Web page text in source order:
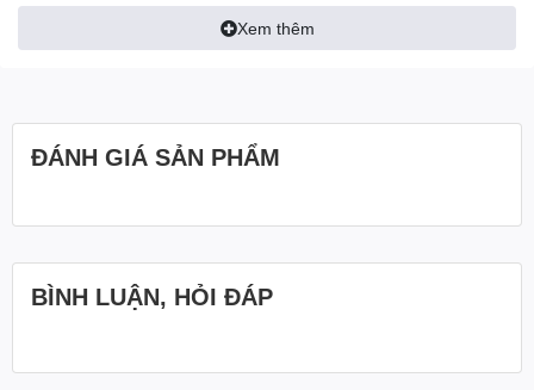
đồ có mã số đặt hàng giup shop nhé. 1 xe trên dưới 40 sơ đồ…
mỗi sản phẩm có mã tương ứng ….rất dễ mua…shop cảm ơn.
Xem thêm
ĐÁNH GIÁ SẢN PHẨM
BÌNH LUẬN, HỎI ĐÁP